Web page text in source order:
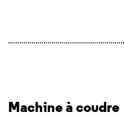
Machine à coudre